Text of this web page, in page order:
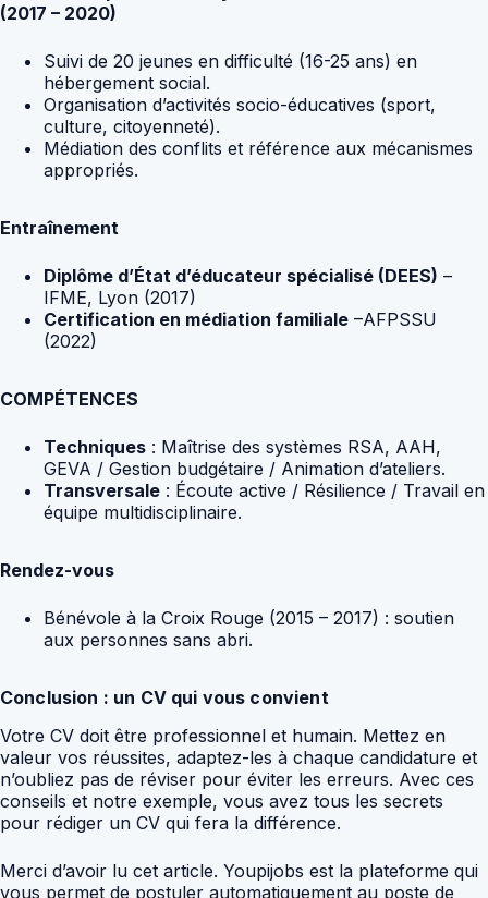
(2017 – 2020)
Suivi de 20 jeunes en difficulté (16-25 ans) en
hébergement social.
Organisation d’activités socio-éducatives (sport,
culture, citoyenneté).
Médiation des conflits et référence aux mécanismes
appropriés.
Entraînement
Diplôme d’État d’éducateur spécialisé (DEES) –
IFME, Lyon (2017)
Certification en médiation familiale –AFPSSU
(2022)
COMPÉTENCES
Techniques : Maîtrise des systèmes RSA, AAH,
GEVA / Gestion budgétaire / Animation d’ateliers.
Transversale : Écoute active / Résilience / Travail en
équipe multidisciplinaire.
Rendez-vous
Bénévole à la Croix Rouge (2015 – 2017) : soutien
aux personnes sans abri.
Conclusion : un CV qui vous convient
Votre CV doit être professionnel et humain. Mettez en
valeur vos réussites, adaptez-les à chaque candidature et
n’oubliez pas de réviser pour éviter les erreurs. Avec ces
conseils et notre exemple, vous avez tous les secrets
pour rédiger un CV qui fera la différence.
Merci d’avoir lu cet article. Youpijobs est la plateforme qui
vous permet de postuler automatiquement au poste de